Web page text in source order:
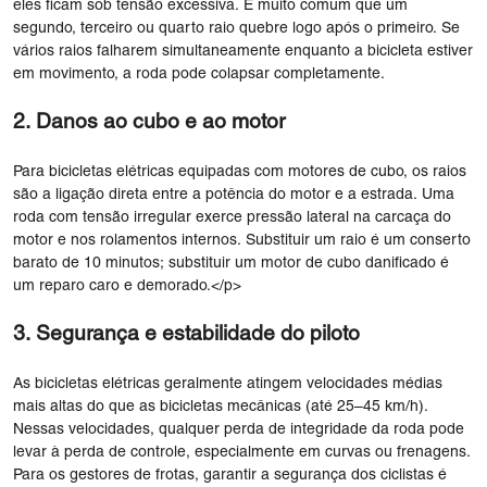
eles ficam sob tensão excessiva. É muito comum que um
segundo, terceiro ou quarto raio quebre logo após o primeiro. Se
vários raios falharem simultaneamente enquanto a bicicleta estiver
em movimento, a roda pode colapsar completamente.
2. Danos ao cubo e ao motor
Para bicicletas elétricas equipadas com motores de cubo, os raios
são a ligação direta entre a potência do motor e a estrada. Uma
roda com tensão irregular exerce pressão lateral na carcaça do
motor e nos rolamentos internos. Substituir um raio é um conserto
barato de 10 minutos; substituir um motor de cubo danificado é
um reparo caro e demorado.</p>
3. Segurança e estabilidade do piloto
As bicicletas elétricas geralmente atingem velocidades médias
mais altas do que as bicicletas mecânicas (até 25–45 km/h).
Nessas velocidades, qualquer perda de integridade da roda pode
levar à perda de controle, especialmente em curvas ou frenagens.
Para os gestores de frotas, garantir a segurança dos ciclistas é